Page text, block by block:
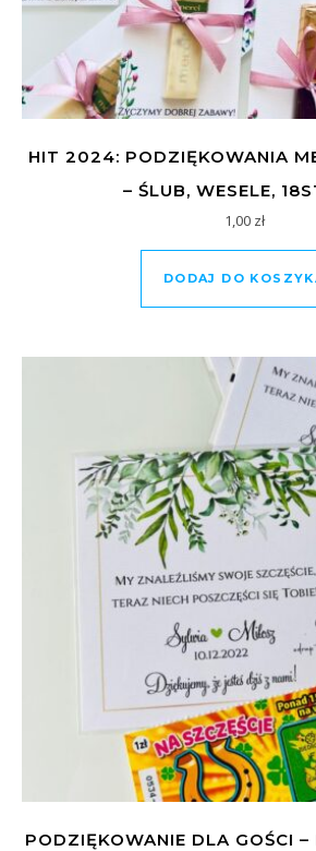
HIT 2024: PODZIĘKOWANIA
– ŚLUB, WESELE,
1,00 zł
DODAJ DO
PODZIĘKOWANIE DLA GOŚCI